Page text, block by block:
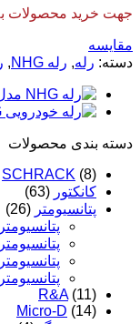
جهت خرید محصولات
مقایسه
دسته: رله, رله NHG ,
دسته‌ بندی محصولات
SCHRACK (8)
کانکتور (63)
پتانسیومتر (26)
پتانسیومتر PT10
پتانسیومتر PT15
R&A (11)
Micro-D (14)